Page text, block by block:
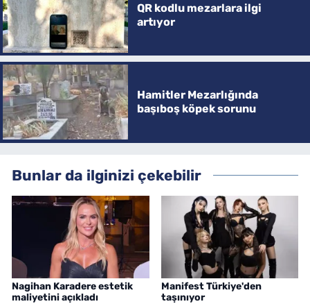
QR kodlu mezarlara ilgi
artıyor
Hamitler Mezarlığında
başıboş köpek sorunu
Bunlar da ilginizi çekebilir
Nagihan Karadere estetik
maliyetini açıkladı
Manifest Türkiye'den
taşınıyor